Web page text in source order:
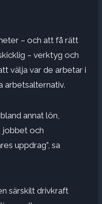
– och att få rätt
– verktyg och
välja var de arbetar i
arbetsalternativ.
annat lön,
jobbet och
uppdrag”, sa
särskilt drivkraft